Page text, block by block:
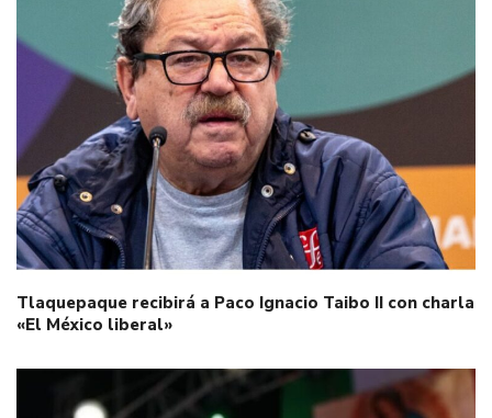
Tlaquepaque recibirá a Paco Ignacio Taibo II con charla
«El México liberal»